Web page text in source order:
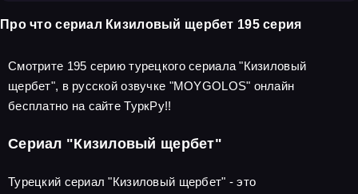
Про что сериал Кизиловый щербет 195 серия
Смотрите 195 серию турецкого сериала "Кизиловый
щербет", в русской озвучке "MOYGOLOS" онлайн
бесплатно на сайте ТуркРу!!
Сериал "Кизиловый щербет"
Турецкий сериал "Кизиловый щербет" - это